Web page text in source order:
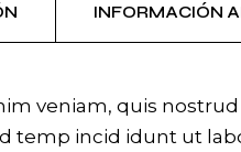
INFORMACIÓN
veniam, quis
temp incid idunt ut